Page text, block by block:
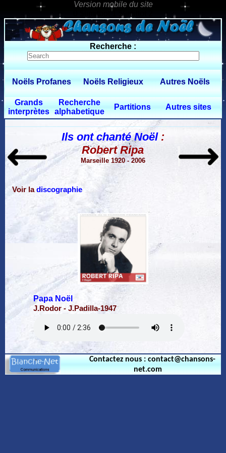
0 $limitbot 1 $limittot 2
Recherche :
Noëls Profanes Noëls Religieux Autres Noëls
Grands
interprètes
Recherche
alphabetique
Partitions Autres sites
Ils ont chanté Noël:
Robert Ripa
Marseille 1920 - 2006
Voir ladiscographie
Papa Noël
J.Rodor - J.Padilla-1947
Contactez nous : contact@chansons-
net.com